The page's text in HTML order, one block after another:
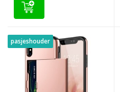
pasjeshouder